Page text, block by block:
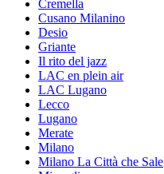
Cremella
Cusano Milanino
Desio
Griante
Il rito del jazz
LAC en plein air
LAC Lugano
Lecco
Lugano
Merate
Milano
Milano La Città che Sale